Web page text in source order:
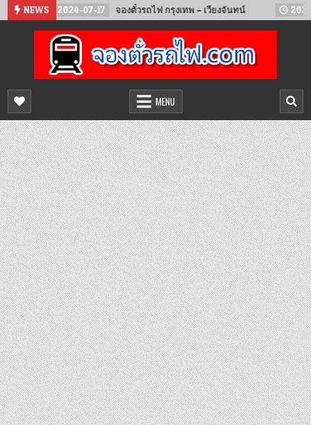
Skip NEWS
2024-07-17 จองตั๋วรถไฟ กรุงเทพ – เวียงจันทน์ 2024-05-11
จองตั๋วรถไฟออนไลน์
จำหน่ายตั๋วรถไฟล่วงหน้า จองได้ 24 ชั่วโมง
MENU